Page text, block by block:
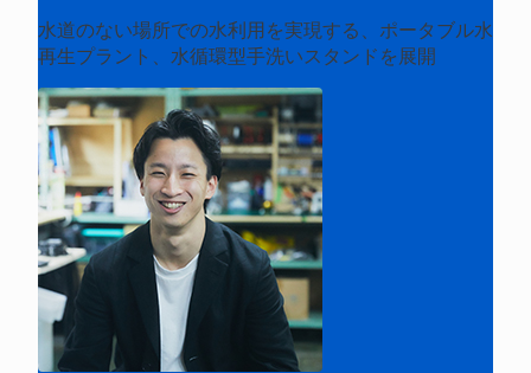
水道のない場所での水利用を実現する、ポータブル水
再生プラント、水循環型手洗いスタンドを展開